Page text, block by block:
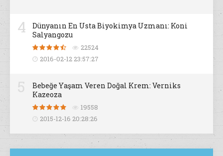
4
Dünyanın En Usta Biyokimya Uzmanı: Koni
Salyangozu
22524
2016-02-12 23:57:27
Bebeğe Yaşam Veren Doğal Krem: Verniks
Kazeoza
19558
2015-12-16 20:28:26